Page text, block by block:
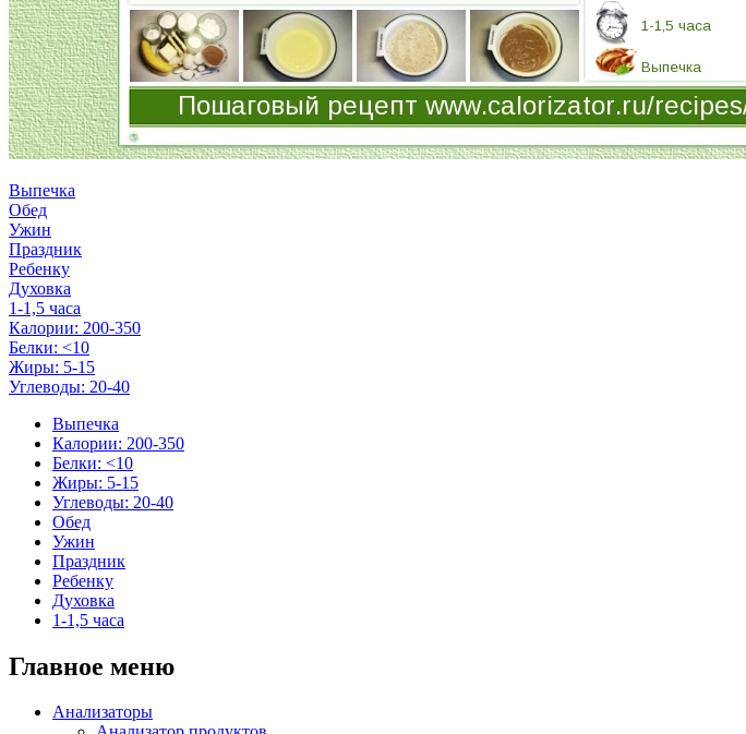
Выпечка
Обед
Ужин
Праздник
Ребенку
Духовка
1-1,5 часа
Калории: 200-350
Белки: <10
Жиры: 5-15
Углеводы: 20-40
Выпечка
Калории: 200-350
Белки: <10
Жиры: 5-15
Углеводы: 20-40
Обед
Ужин
Праздник
Ребенку
Духовка
1-1,5 часа
Главное меню
Анализаторы